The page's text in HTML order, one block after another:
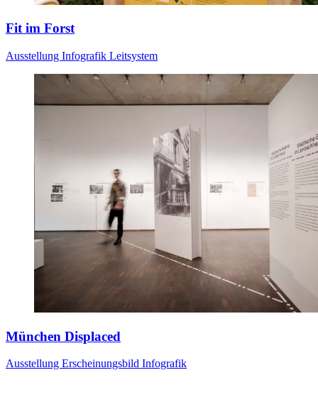
Fit im Forst
Ausstellung Infografik Leitsystem
München Displaced
Ausstellung Erscheinungsbild Infografik